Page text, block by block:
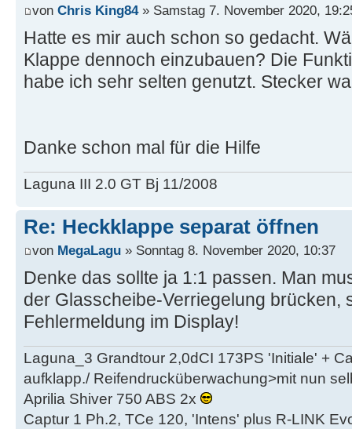
von Chris King84» Samstag 7. November 2020,
Hatte es mir auch schon so gedacht.
Klappe dennoch einzubauen? Die
habe ich sehr selten genutzt. Stecker
Danke schon mal für die Hilfe
Laguna III 2.0 GT Bj 11/2008
Re: Heckklappe separat öffnen
von MegaLagu » Sonntag 8. November 2020, 10:37
Denke das sollte ja 1:1 passen. Man
der Glasscheibe-Verriegelung brücken,
Fehlermeldung im Display!
Laguna_3 Grandtour 2,0dCI 173PS 'Initiale' +
aufklapp./ Reifendrucküberwachung>mit nun
Aprilia Shiver 750 ABS 2x
Captur 1 Ph.2, TCe 120, 'Intens' plus R-LINK